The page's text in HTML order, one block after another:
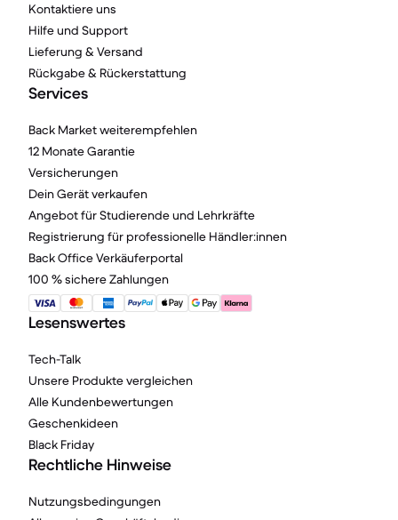
Kontaktiere uns
Hilfe und Support
Lieferung & Versand
Rückgabe & Rückerstattung
Services
Back Market weiterempfehlen
12 Monate Garantie
Versicherungen
Dein Gerät verkaufen
Angebot für Studierende und Lehrkräfte
Registrierung für professionelle Händler:innen
Back Office Verkäuferportal
100 % sichere Zahlungen
Lesenswertes
Tech-Talk
Unsere Produkte vergleichen
Alle Kundenbewertungen
Geschenkideen
Black Friday
Rechtliche Hinweise
Nutzungsbedingungen